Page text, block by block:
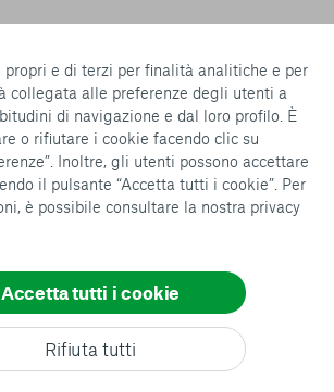
e di terzi per finalità analitiche e per
collegata alle preferenze degli utenti a
di navigazione e dal loro profilo. È
o rifiutare i cookie facendo clic su
Inoltre, gli utenti possono accettare
il pulsante “Accetta tutti i cookie”. Per
è possibile consultare la nostra privacy
Rifiuta tutti
Accetta tutti i cookie
Consenti tutti
a distanza
Sarsina, 216
fiscali sulle donazioni: cosa sapere e